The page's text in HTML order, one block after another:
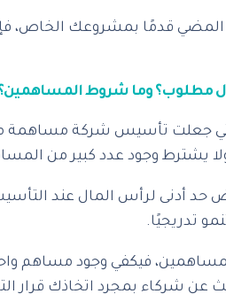
مطلوب؟ وما شروط
جعلت تأسيس شركة مساهمة
يشترط وجود عدد كبير من
حد أدنى لرأس المال عند
تدريجيًا.
فيكفي وجود مساهم
عن شركاء بمجرد اتخاذك قرار